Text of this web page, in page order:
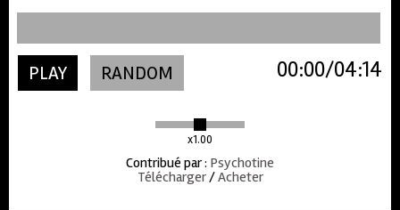
PLAY RANDOM
x1.00
04:14
00:00
Contribué par: Psychotine
Télécharger/Acheter